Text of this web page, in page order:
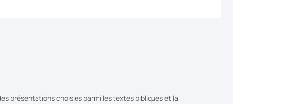
présentations choisies parmi les textes bibliques et la